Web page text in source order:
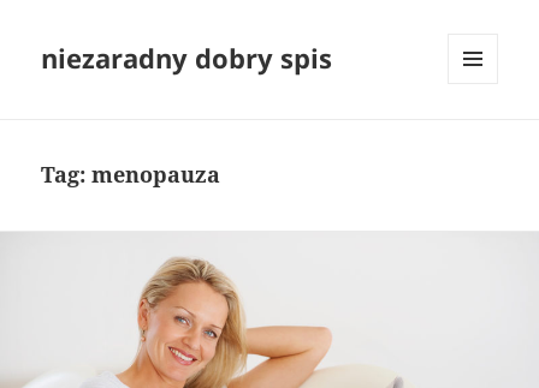
niezaradny dobry spis
Tag:menopauza